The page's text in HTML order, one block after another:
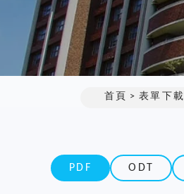
首頁 表單下載
PDF ODT